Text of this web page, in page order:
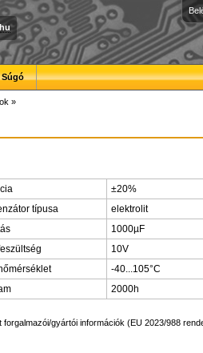
Súgó
»
±20%
típusa
elektrolit
1000µF
10V
-40...105°C
2000h
forgalmazói/gyártói információk (EU 2023/988